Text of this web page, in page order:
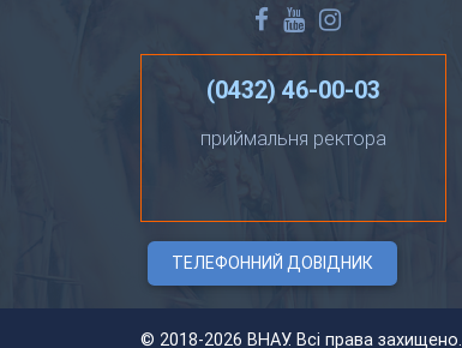
(0432) 46-00-03
приймальня ректора
ТЕЛЕФОННИЙ ДОВІДНИК
© 2018-2026 ВНАУ. Всі права захищено.